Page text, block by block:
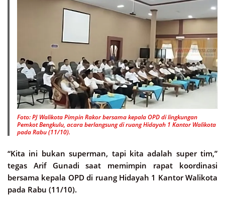
Foto: PJ Walikota Pimpin Rakor bersama kepala OPD di lingkungan
Pemkot Bengkulu, acara berlangsung di ruang Hidayah 1 Kantor Walikota
pada Rabu (11/10).
“Kita ini bukan superman, tapi kita adalah super tim,”
tegas Arif Gunadi saat memimpin rapat koordinasi
bersama kepala OPD di ruang Hidayah 1 Kantor Walikota
pada Rabu (11/10).